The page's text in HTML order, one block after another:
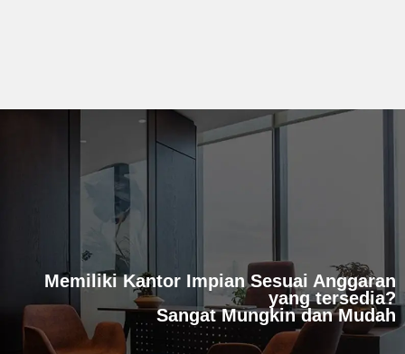
Memiliki Kantor Impian Sesuai Anggaran
yang tersedia?
Sangat Mungkin dan Mudah